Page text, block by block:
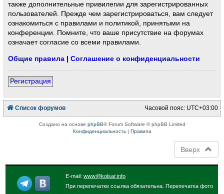
также дополнительные привилегии для зарегистрированных
пользователей. Прежде чем зарегистрироваться, вам следует
ознакомиться с правилами и политикой, принятыми на
конференции. Помните, что ваше присутствие на форумах
означает согласие со всеми правилами.
Общие правила |Соглашение о конфиденциальности
Регистрация
Список форумов Часовой пояс: UTC+03:00
Создано на основе phpBB® Forum Software © phpBB Limited
Конфиденциальность| Правила
Вверх
E-mail:www@kolsar.info
При перепечатке ссылка обязательна. Перепечатка фото